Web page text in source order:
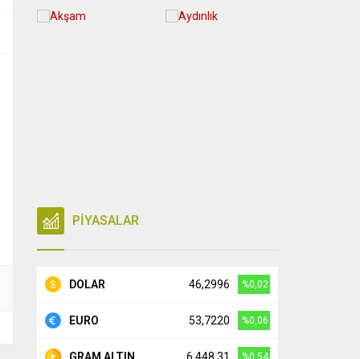
PİYASALAR
DOLAR 46,2996 %0,02
EURO 53,7220 %0,06
%0,54